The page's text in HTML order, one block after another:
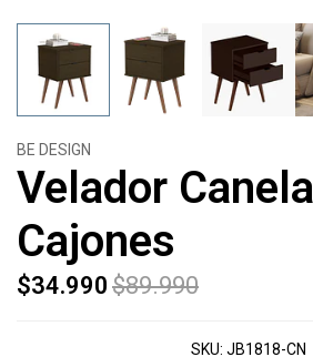
BE DESIGN
Velador
Cajones
$34.990 $89.990
SKU: JB1818-CN